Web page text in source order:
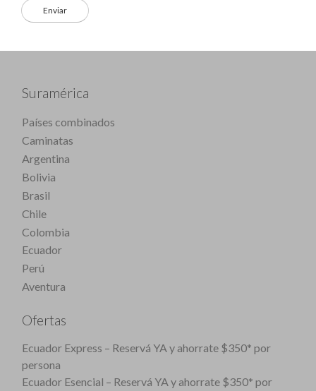
Suramérica
Países combinados
Caminatas
Argentina
Bolivia
Brasil
Chile
Colombia
Ecuador
Perú
Aventura
Ofertas
Ecuador Express – Reservá YA y ahorrate $350* por
persona
Ecuador Esencial – Reservá YA y ahorrate $350* por